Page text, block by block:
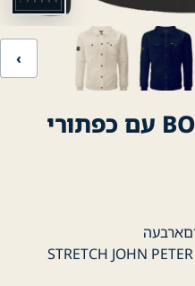
‹
ג׳קט סטרץ׳ BOMBER עם כפתורי